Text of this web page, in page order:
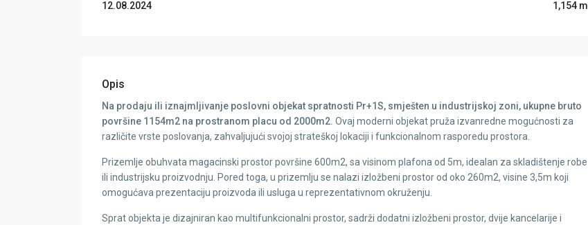
12.08.2024
1,154 m
Opis
Na prodaju ili iznajmljivanje poslovni objekat spratnosti Pr+1S, smješten u industrijskoj zoni, ukupne bruto
površine 1154m2 na prostranom placu od 2000m2. Ovaj moderni objekat pruža izvanredne mogućnosti za
različite vrste poslovanja, zahvaljujući svojoj strateškoj lokaciji i funkcionalnom rasporedu prostora.
Prizemlje obuhvata magacinski prostor površine 600m2, sa visinom plafona od 5m, idealan za skladištenje robe
ili industrijsku proizvodnju. Pored toga, u prizemlju se nalazi izložbeni prostor od oko 260m2, visine 3,5m koji
omogućava prezentaciju proizvoda ili usluga u reprezentativnom okruženju.
Sprat objekta je dizajniran kao multifunkcionalni prostor, sadrži dodatni izložbeni prostor, dvije kancelarije i